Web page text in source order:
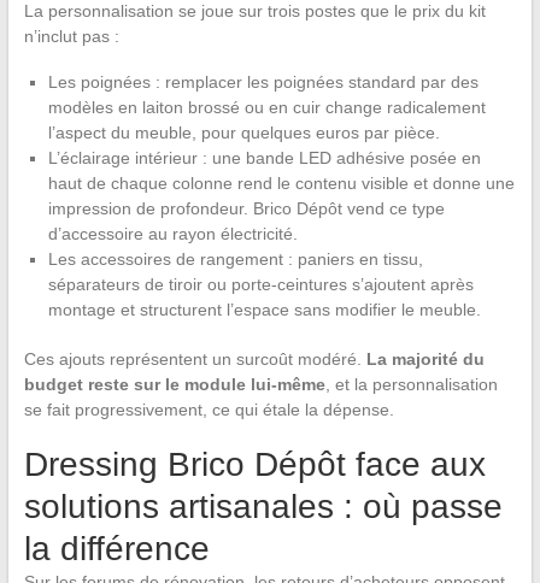
La personnalisation se joue sur trois postes que le prix du kit
n’inclut pas :
Les poignées : remplacer les poignées standard par des
modèles en laiton brossé ou en cuir change radicalement
l’aspect du meuble, pour quelques euros par pièce.
L’éclairage intérieur : une bande LED adhésive posée en
haut de chaque colonne rend le contenu visible et donne une
impression de profondeur. Brico Dépôt vend ce type
d’accessoire au rayon électricité.
Les accessoires de rangement : paniers en tissu,
séparateurs de tiroir ou porte-ceintures s’ajoutent après
montage et structurent l’espace sans modifier le meuble.
Ces ajouts représentent un surcoût modéré. La majorité du
budget reste sur le module lui-même, et la personnalisation
se fait progressivement, ce qui étale la dépense.
Dressing Brico Dépôt face aux
solutions artisanales : où passe
la différence